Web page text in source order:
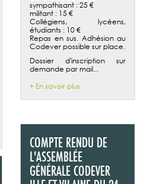
sympathisant : 25 €
militant : 15 €
Collégiens, lycéens,
étudiants : 10 €
Repas en sus. Adhésion au
Codever possible sur place.
Dossier d'inscription sur
demande par mail...
+ En savoir plus
COMPTE RENDU DE
L'ASSEMBLÉE
GÉNÉRALE CODEVER